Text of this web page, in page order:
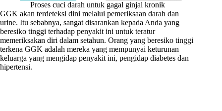
Proses cuci darah untuk gagal ginjal kronik
GGK akan terdeteksi dini melalui pemeriksaan darah dan
urine. Itu sebabnya, sangat disarankan kepada Anda yang
beresiko tinggi terhadap penyakit ini untuk teratur
memeriksakan diri dalam setahun. Orang yang beresiko tinggi
terkena GGK adalah mereka yang mempunyai keturunan
keluarga yang mengidap penyakit ini, pengidap diabetes dan
hipertensi.